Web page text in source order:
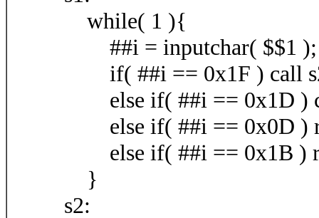
while( 1 ){
##i = inputchar( $$1 );
if( ##i == 0x1F ) call
else if( ##i == 0x1D )
else if( ##i == 0x0D )
else if( ##i == 0x1B )
}
s2: